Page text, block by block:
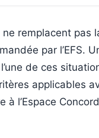
ne remplacent pas
par l’EFS.
de ces
applicables
à l’Espace